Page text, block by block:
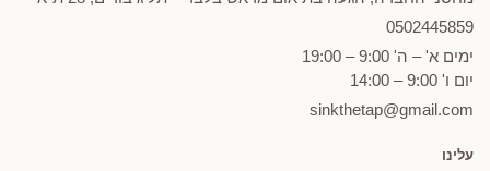
0502445859
ימים א' – ה' 9:00 – 19:00
יום ו' 9:00 – 14:00
sinkthetap@gmail.com
עלינו